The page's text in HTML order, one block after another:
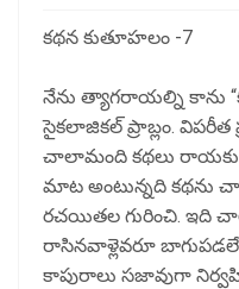
కథన కుతూహలం -7
–
నేను త్యాగరాయల్ని కాను
సైకలాజికల్ ప్రాబ్లం. విపరీత
చాలామంది కథలు
మాట అంటున్నది కథను
రచయితల గురించి. ఇది
రాసినవాళ్లెవరూ
కాపురాలు సజావుగా